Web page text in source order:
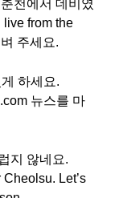
천에서 데비였
from the
주세요.
하세요.
뉴스를 마
지 않네요.
Let’s